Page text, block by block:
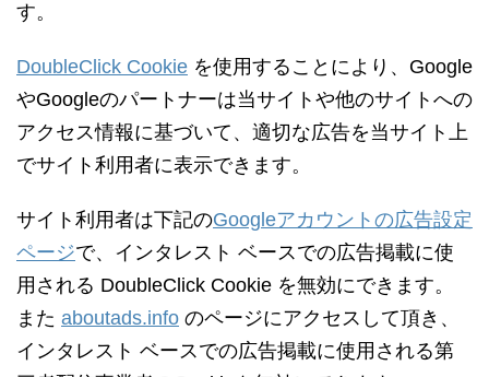
す。
DoubleClick Cookie を使用することにより、Google
やGoogleのパートナーは当サイトや他のサイトへの
アクセス情報に基づいて、適切な広告を当サイト上
でサイト利用者に表示できます。
サイト利用者は下記のGoogleアカウントの広告設定
ページで、インタレスト ベースでの広告掲載に使
用される DoubleClick Cookie を無効にできます。
また aboutads.info のページにアクセスして頂き、
インタレスト ベースでの広告掲載に使用される第